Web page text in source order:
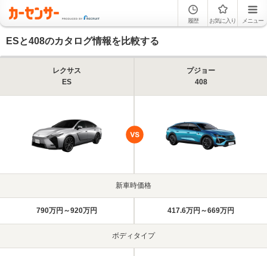
履歴 お気に入り メニュー
ESと408のカタログ情報を比較する
レクサス
ES
プジョー
408
新車時価格
790万円～920万円 417.6万円～669万円
ボディタイプ